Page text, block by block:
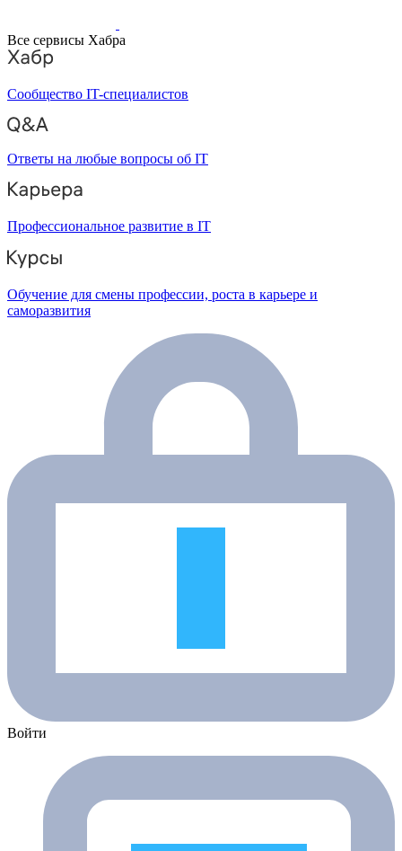
Все сервисы Хабра
Сообщество IT-специалистов
Ответы на любые вопросы об IT
Профессиональное развитие в IT
Обучение для смены профессии, роста в карьере и
саморазвития
Войти